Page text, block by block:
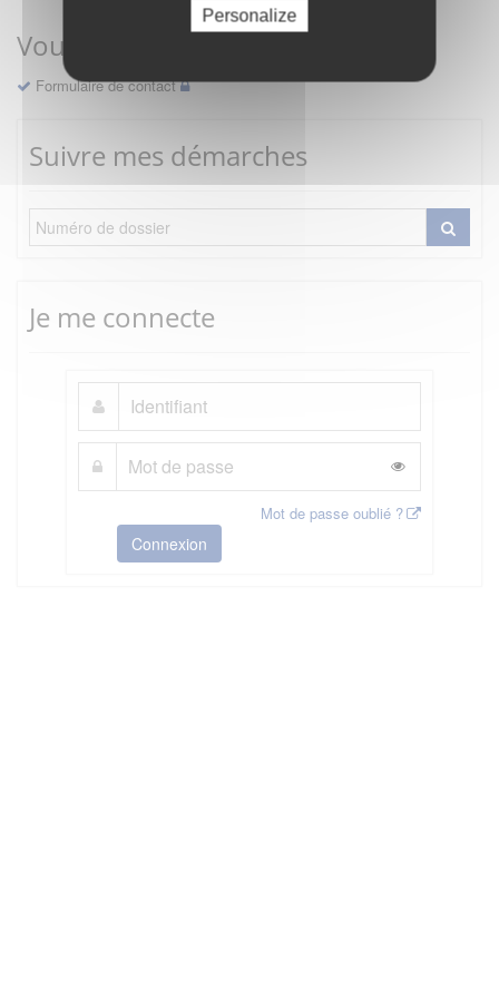
Personalize
Vous avez une question ?
Formulaire de contact
Suivre mes démarches
Je me connecte
Mot de passe oublié ?
Connexion